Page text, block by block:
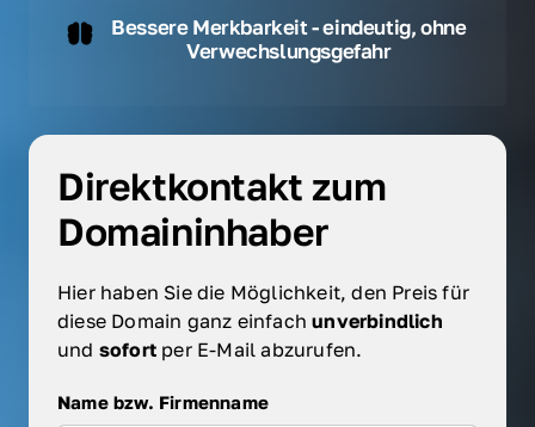
Bessere Merkbarkeit - eindeutig, ohne
Verwechslungsgefahr
Direktkontakt zum
Domaininhaber
Hier haben Sie die Möglichkeit, den Preis für
diese Domain ganz einfach
und sofort per E-Mail abzurufen.
Name bzw. Firmenname
Name bzw. Firmenname